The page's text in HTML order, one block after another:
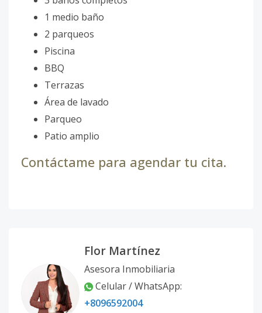
1 medio baño
2 parqueos
Piscina
BBQ
Terrazas
Área de lavado
Parqueo
Patio amplio
Contáctame para agendar tu cita.
Flor Martínez
Asesora Inmobiliaria
Celular / WhatsApp:
+8096592004